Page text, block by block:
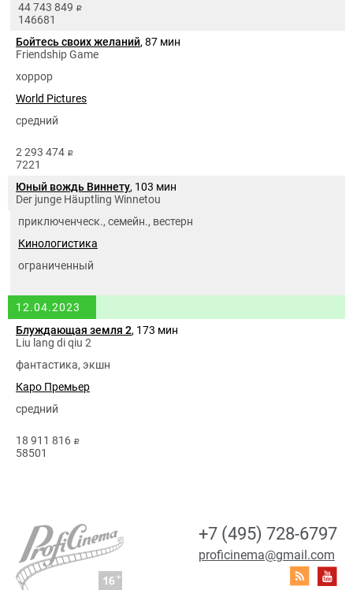
44 743 849 руб.
146681
Бойтесь своих желаний, 87 мин
Friendship Game
хоррор
World Pictures
средний
2 293 474 руб.
7221
Юный вождь Виннету, 103 мин
Der junge Häuptling Winnetou
приключенческ., семейн., вестерн
Кинологистика
ограниченный
12.04.2023
Блуждающая земля 2, 173 мин
Liu lang di qiu 2
фантастика, экшн
Каро Премьер
средний
18 911 816 руб.
58501
+7 (495) 728-6797
proficinema@gmail.com